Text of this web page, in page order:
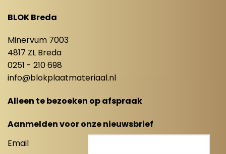
BLOK Breda
Minervum 7003
4817 ZL Breda
0251 - 210 698
info@blokplaatmateriaal.nl
Alleen te bezoeken op afspraak
Aanmelden voor onze nieuwsbrief
Email